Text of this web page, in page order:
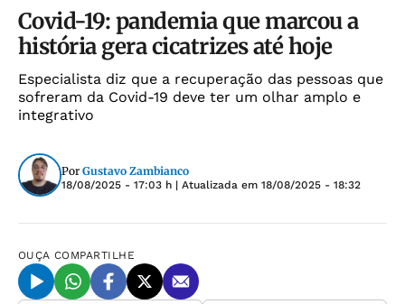
Covid-19: pandemia que marcou a
história gera cicatrizes até hoje
Especialista diz que a recuperação das pessoas que
sofreram da Covid-19 deve ter um olhar amplo e
integrativo
Por Gustavo Zambianco
18/08/2025 - 17:03 h | Atualizada em 18/08/2025 - 18:32
OUÇA COMPARTILHE